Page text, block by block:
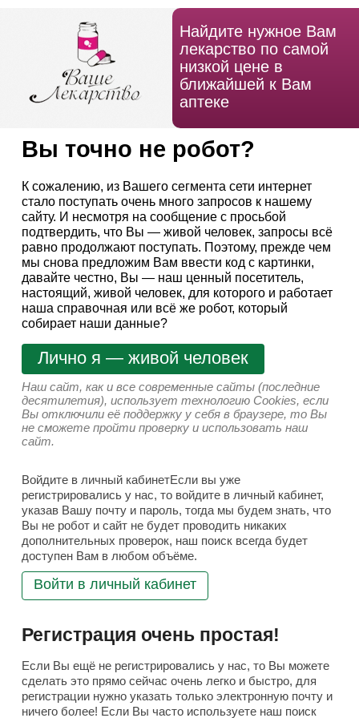
Найдите нужное Вам
лекарство по самой
низкой цене в
ближайшей к Вам
аптеке
Вы точно не робот?
К сожалению, из Вашего сегмента сети интернет
стало поступать очень много запросов к нашему
сайту. И несмотря на сообщение с просьбой
подтвердить, что Вы — живой человек, запросы всё
равно продолжают поступать. Поэтому, прежде чем
мы снова предложим Вам ввести код с картинки,
давайте честно, Вы — наш ценный посетитель,
настоящий, живой человек, для которого и работает
наша справочная или всё же робот, который
собирает наши данные?
Лично я — живой человек
Наш сайт, как и все современные сайты (последние
десятилетия), использует технологию Cookies, если
Вы отключили её поддержку у себя в браузере, то Вы
не сможете пройти проверку и использовать наш
сайт.
Войдите в личный кабинетЕсли вы уже
регистрировались у нас, то войдите в личный кабинет,
указав Вашу почту и пароль, тогда мы будем знать, что
Вы не робот и сайт не будет проводить никаких
дополнительных проверок, наш поиск всегда будет
доступен Вам в любом объёме.
Войти в личный кабинет
Регистрация очень простая!
Если Вы ещё не регистрировались у нас, то Вы можете
сделать это прямо сейчас очень легко и быстро, для
регистрации нужно указать только электронную почту и
ничего более! Если Вы часто используете наш поиск